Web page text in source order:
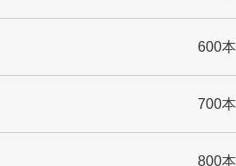
600本
700本
800本